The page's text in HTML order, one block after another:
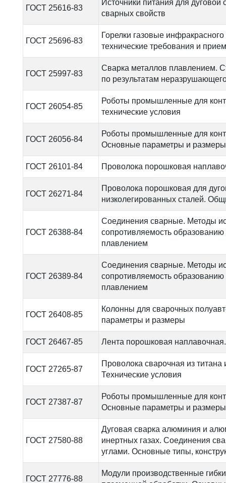
ГОСТ 25616-83
Источники питания для
сварных свойств
ГОСТ 25696-83
Горелки газовые
технические требования и
ГОСТ 25997-83
Сварка металлов плавлением.
по результатам
ГОСТ 26054-85
Роботы промышленные для
технические условия
ГОСТ 26056-84
Роботы промышленные для
Основные параметры и размеры
ГОСТ 26101-84 Проволока порошковая
ГОСТ 26271-84
Проволока порошковая для
низколегированных сталей.
ГОСТ 26388-84
Соединения сварные. Методы
сопротивляемость
плавлением
ГОСТ 26389-84
Соединения сварные. Методы
сопротивляемость
плавлением
ГОСТ 26408-85
Колонны для сварочных
параметры и размеры
ГОСТ 26467-85 Лента порошковая
ГОСТ 27265-87
Проволока сварочная из титана
Технические условия
ГОСТ 27387-87
Роботы промышленные для
Основные параметры и размеры
ГОСТ 27580-88
Дуговая сварка алюминия и
инертных газах. Соединения
углами. Основные типы,
ГОСТ 27776-88
Модули производственные